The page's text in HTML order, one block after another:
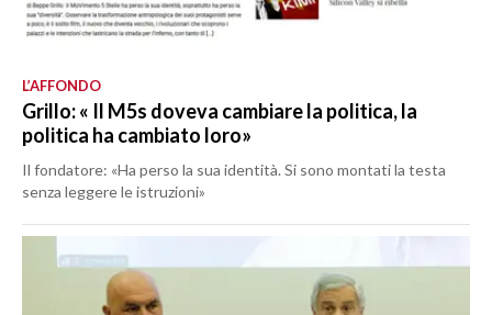
L’AFFONDO
Grillo: « Il M5s doveva cambiare la politica, la
politica ha cambiato loro»
Il fondatore: «Ha perso la sua identità. Si sono montati la testa
senza leggere le istruzioni»